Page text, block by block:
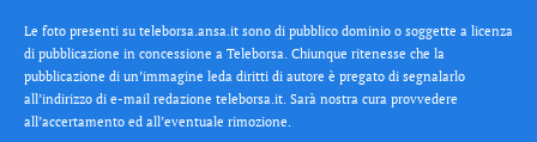
Le foto presenti su teleborsa.ansa.it sono di pubblico dominio o soggette a licenza
di pubblicazione in concessione a Teleborsa. Chiunque ritenesse che la
pubblicazione di un’immagine leda diritti di autore è pregato di segnalarlo
all’indirizzo di e-mail redazione teleborsa.it. Sarà nostra cura provvedere
all’accertamento ed all’eventuale rimozione.